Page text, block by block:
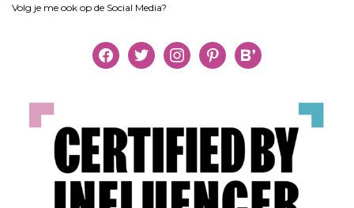
Volg je me ook op de Social Media?
facebooktwitter instagrampinterestbloglovin